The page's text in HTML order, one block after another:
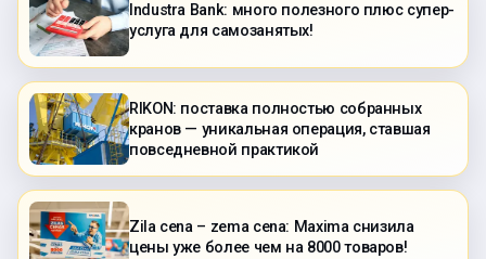
Industra Bank: много полезного плюс супер-
услуга для самозанятых!
RIKON: поставка полностью собранных
кранов — уникальная операция, ставшая
повседневной практикой
Zila cena – zema cena: Maxima снизила
цены уже более чем на 8000 товаров!